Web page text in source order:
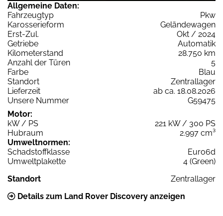
Allgemeine Daten:
Fahrzeugtyp
Pkw
Karosserieform
Geländewagen
Erst-Zul.
Okt / 2024
Getriebe
Automatik
Kilometerstand
28.750 km
Anzahl der Türen
5
Farbe
Blau
Standort
Zentrallager
Lieferzeit
ab ca. 18.08.2026
Unsere Nummer
G59475
Motor:
kW / PS
221 kW / 300 PS
Hubraum
2.997 cm³
Umweltnormen:
Schadstoffklasse
Euro6d
Umweltplakette
4 (Green)
Standort
Zentrallager
Details zum Land Rover Discovery anzeigen